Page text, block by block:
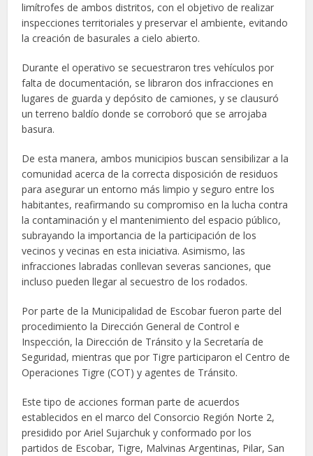
limítrofes de ambos distritos, con el objetivo de realizar
inspecciones territoriales y preservar el ambiente, evitando
la creación de basurales a cielo abierto.
Durante el operativo se secuestraron tres vehículos por
falta de documentación, se libraron dos infracciones en
lugares de guarda y depósito de camiones, y se clausuró
un terreno baldío donde se corroboró que se arrojaba
basura.
De esta manera, ambos municipios buscan sensibilizar a la
comunidad acerca de la correcta disposición de residuos
para asegurar un entorno más limpio y seguro entre los
habitantes, reafirmando su compromiso en la lucha contra
la contaminación y el mantenimiento del espacio público,
subrayando la importancia de la participación de los
vecinos y vecinas en esta iniciativa. Asimismo, las
infracciones labradas conllevan severas sanciones, que
incluso pueden llegar al secuestro de los rodados.
Por parte de la Municipalidad de Escobar fueron parte del
procedimiento la Dirección General de Control e
Inspección, la Dirección de Tránsito y la Secretaría de
Seguridad, mientras que por Tigre participaron el Centro de
Operaciones Tigre (COT) y agentes de Tránsito.
Este tipo de acciones forman parte de acuerdos
establecidos en el marco del Consorcio Región Norte 2,
presidido por Ariel Sujarchuk y conformado por los
partidos de Escobar, Tigre, Malvinas Argentinas, Pilar, San